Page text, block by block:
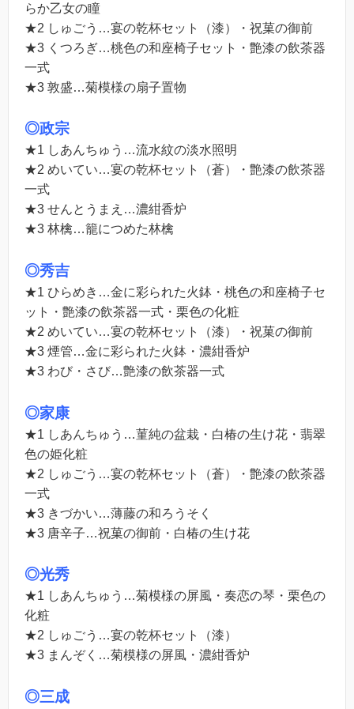
らか乙女の瞳
★2 しゅごう…宴の乾杯セット（漆）・祝菓の御前
★3 くつろぎ…桃色の和座椅子セット・艶漆の飲茶器
一式
★3 敦盛…菊模様の扇子置物
◎政宗
★1 しあんちゅう…流水紋の淡水照明
★2 めいてい…宴の乾杯セット（蒼）・艶漆の飲茶器
一式
★3 せんとうまえ…濃紺香炉
★3 林檎…籠につめた林檎
◎秀吉
★1 ひらめき…金に彩られた火鉢・桃色の和座椅子セ
ット・艶漆の飲茶器一式・栗色の化粧
★2 めいてい…宴の乾杯セット（漆）・祝菓の御前
★3 煙管…金に彩られた火鉢・濃紺香炉
★3 わび・さび…艶漆の飲茶器一式
◎家康
★1 しあんちゅう…菫純の盆栽・白椿の生け花・翡翠
色の姫化粧
★2 しゅごう…宴の乾杯セット（蒼）・艶漆の飲茶器
一式
★3 きづかい…薄藤の和ろうそく
★3 唐辛子…祝菓の御前・白椿の生け花
◎光秀
★1 しあんちゅう…菊模様の屏風・奏恋の琴・栗色の
化粧
★2 しゅごう…宴の乾杯セット（漆）
★3 まんぞく…菊模様の屏風・濃紺香炉
◎三成